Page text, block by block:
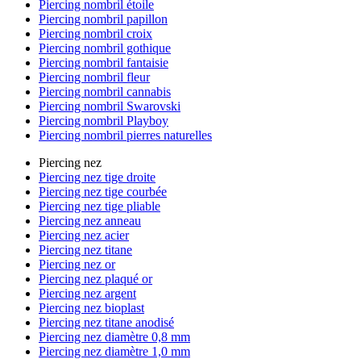
Piercing nombril étoile
Piercing nombril papillon
Piercing nombril croix
Piercing nombril gothique
Piercing nombril fantaisie
Piercing nombril fleur
Piercing nombril cannabis
Piercing nombril Swarovski
Piercing nombril Playboy
Piercing nombril pierres naturelles
Piercing nez
Piercing nez tige droite
Piercing nez tige courbée
Piercing nez tige pliable
Piercing nez anneau
Piercing nez acier
Piercing nez titane
Piercing nez or
Piercing nez plaqué or
Piercing nez argent
Piercing nez bioplast
Piercing nez titane anodisé
Piercing nez diamètre 0,8 mm
Piercing nez diamètre 1,0 mm